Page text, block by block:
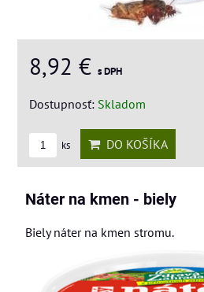
8,92 € s DPH
Dostupnosť: Skladom
ks DO KOŠÍKA
Náter na kmen - biely
Biely náter na kmen stromu.